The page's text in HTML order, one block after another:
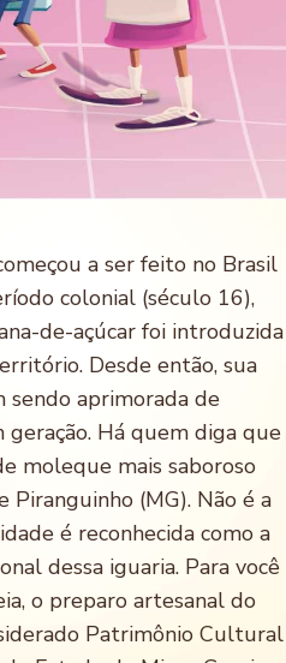
a ser feito no Brasil
colonial (século 16),
de-açúcar foi introduzida
Desde então, sua
sendo aprimorada de
geração. Há quem diga que
moleque mais saboroso
Piranguinho (MG). Não é a
é reconhecida como a
dessa iguaria. Para você
o preparo artesanal do
Patrimônio Cultural